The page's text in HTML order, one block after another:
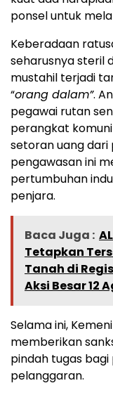
ponsel untuk
Keberadaan
seharusnya steril
mustahil terjadi
“orang dalam”.
pegawai rutan
perangkat
setoran uang dari
pengawasan ini
pertumbuhan
penjara.
Baca Juga :
Tetapkan
Tanah di
Aksi Besar 12
Selama ini,
memberikan
pindah tugas
pelanggaran.